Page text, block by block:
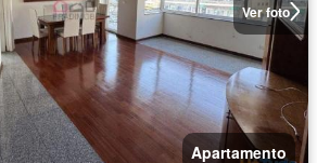
Ver foto
Apartamento